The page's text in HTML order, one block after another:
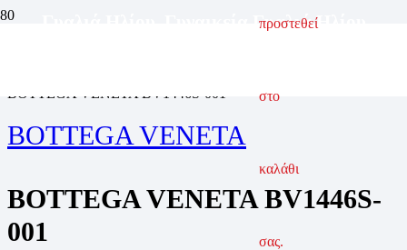
προστεθεί
στο
καλάθι
σας.
Γυναικεία Γυαλιά Ηλίου
BOTTEGA VENETA BV1446S-001
BOTTEGA VENETA
BOTTEGA VENETA BV1446S-
001